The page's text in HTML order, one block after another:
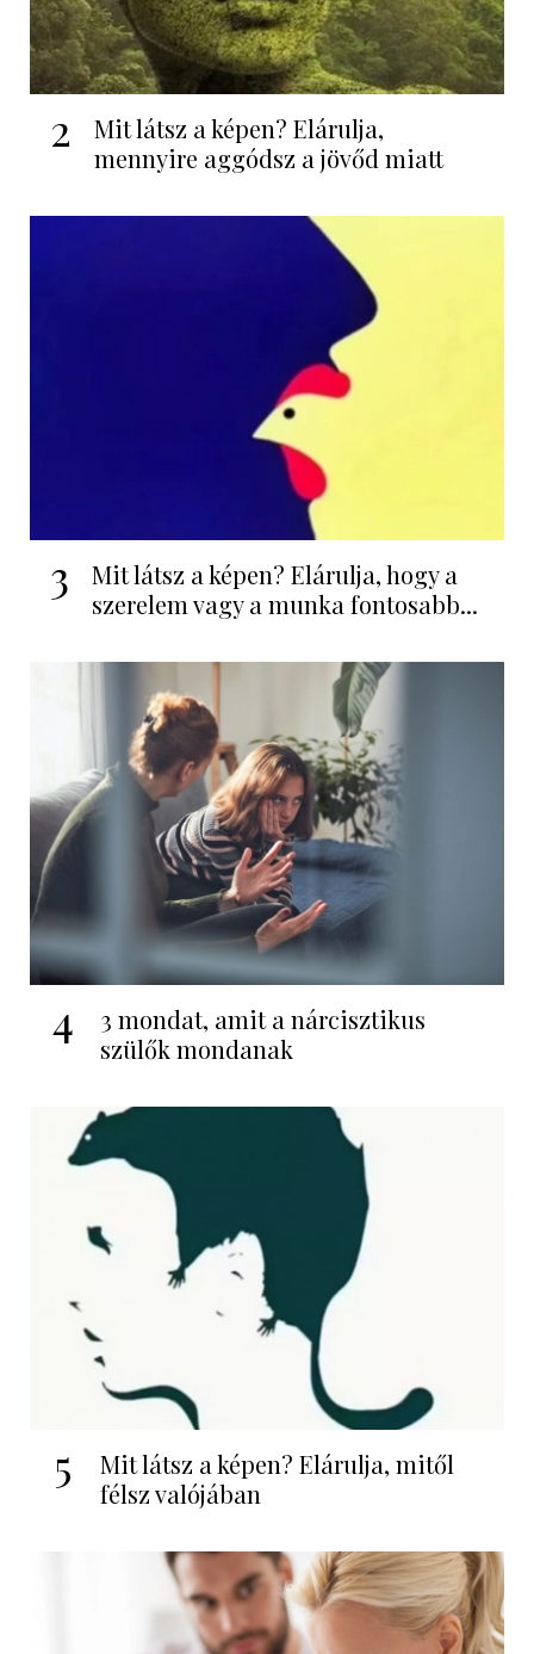
2
Mit látsz a képen? Elárulja,
mennyire aggódsz a jövőd miatt
3
Mit látsz a képen? Elárulja, hogy a
szerelem vagy a munka fontosabb...
4
3 mondat, amit a nárcisztikus
szülők mondanak
5
Mit látsz a képen? Elárulja, mitől
félsz valójában